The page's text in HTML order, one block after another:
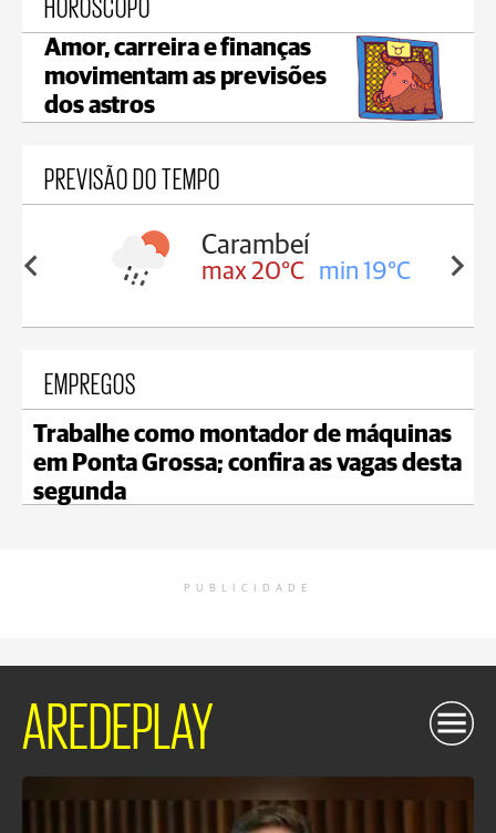
Amor, carreira e finanças
movimentam as previsões
dos astros
PREVISÃO DO TEMPO
19°C
Carambeí
max 20°C min 19°C
EMPREGOS
Trabalhe como montador de máquinas
em Ponta Grossa; confira as vagas desta
segunda
PUBLICIDADE
AREDEPLAY